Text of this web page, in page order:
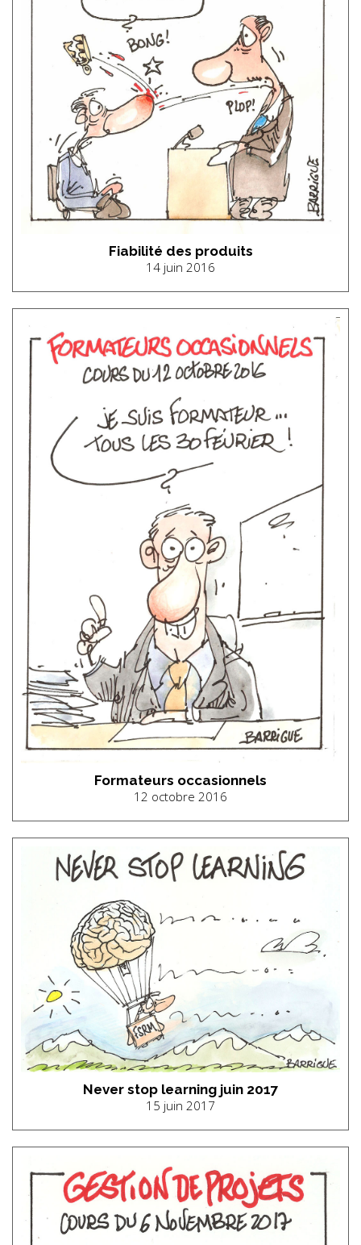
Fiabilité des produits
14 juin 2016
Formateurs occasionnels
12 octobre 2016
Never stop learning juin 2017
15 juin 2017